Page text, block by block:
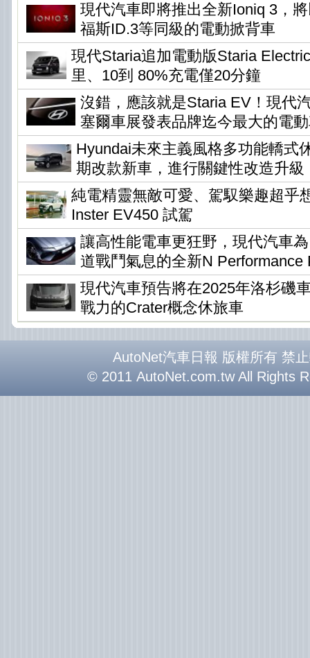
現代汽車即將推出全新Ioniq 3，
福斯ID.3等同級的電動掀背車
現代Staria追加電動版Staria
里、10到 80%充電僅20分鐘
沒錯，應該就是Staria EV！現代
塞爾車展發表品牌迄今最大的電
Hyundai未來主義風格多功能轎式
期改款新車，進行關鍵性改造升級
純電精靈無敵可愛、駕馭樂趣超乎
Inster EV450 試駕
讓高性能電車更狂野，現代汽車
道戰鬥氣息的全新N Performance
現代汽車預告將在2025年洛杉磯
戰力的Crater概念休旅車
AutoNet汽車日報 版權所有 禁
© 2011 AutoNet.com.tw All Rights